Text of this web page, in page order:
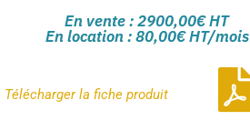
Copie, impression, numérisation et fax
Vitesse de traitement 30ppm en A4
Capacité de 650 à 6300 feuilles
En vente : 2900,00€ HT
En location : 80,00€ HT/mois
Télécharger lafiche produit